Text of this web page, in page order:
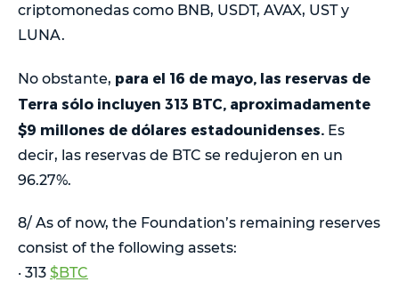
criptomonedas como BNB, USDT, AVAX, UST y
LUNA.
No obstante, para el 16 de mayo, las reservas de
Terra sólo incluyen 313 BTC, aproximadamente
$9 millones de dólares estadounidenses. Es
decir, las reservas de BTC se redujeron en un
96.27%.
8/ As of now, the Foundation’s remaining reserves
consist of the following assets:
· 313 $BTC